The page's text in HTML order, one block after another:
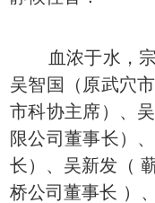
血浓于水，
吴智国（原武穴
市科协主席）、
限公司董事长） 、
长） 、 吴新发（
桥公司董事长 ） 、